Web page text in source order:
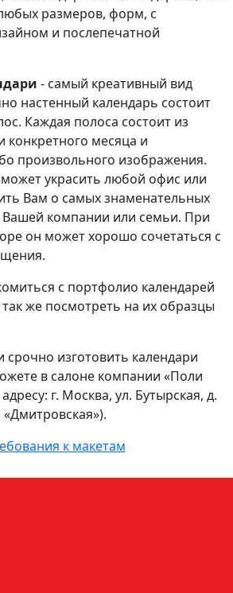
размеров, форм, с
и послепечатной
- самый креативный вид
настенный календарь состоит
Каждая полоса состоит из
конкретного месяца и
произвольного изображения.
украсить любой офис или
Вам о самых знаменательных
Вашей компании или семьи. При
он может хорошо сочетаться с
с портфолио календарей
же посмотреть на их образцы
срочно изготовить календари
в салоне компании «Поли
г. Москва, ул. Бутырская, д.
к макетам